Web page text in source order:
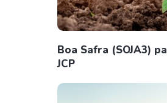
Boa Safra (SOJA3)
JCP